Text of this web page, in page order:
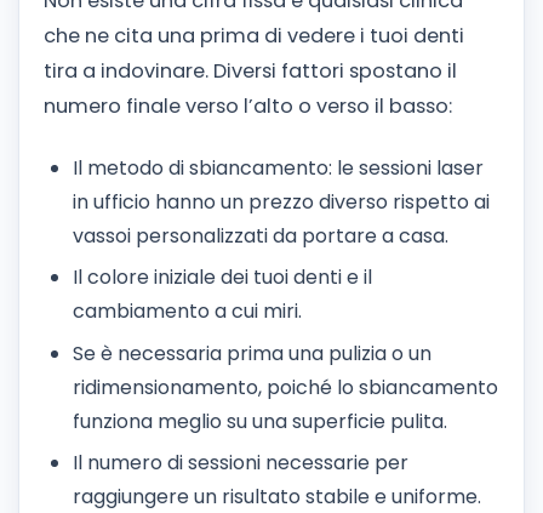
che ne cita una prima di vedere i tuoi denti
tira a indovinare. Diversi fattori spostano il
numero finale verso l’alto o verso il basso:
Il metodo di sbiancamento: le sessioni laser
in ufficio hanno un prezzo diverso rispetto ai
vassoi personalizzati da portare a casa.
Il colore iniziale dei tuoi denti e il
cambiamento a cui miri.
Se è necessaria prima una pulizia o un
ridimensionamento, poiché lo sbiancamento
funziona meglio su una superficie pulita.
Il numero di sessioni necessarie per
raggiungere un risultato stabile e uniforme.